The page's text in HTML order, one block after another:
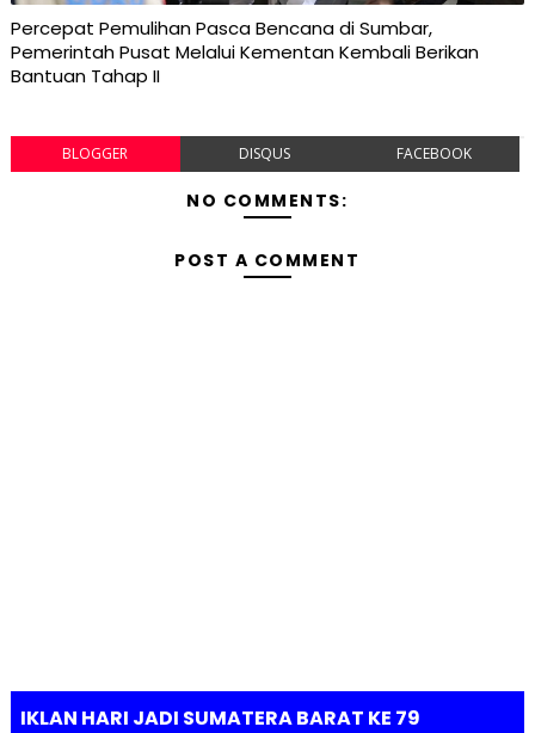
Percepat Pemulihan Pasca Bencana di Sumbar,
Pemerintah Pusat Melalui Kementan Kembali Berikan
Bantuan Tahap II
BLOGGER DISQUS FACEBOOK
NO COMMENTS:
POST A COMMENT
IKLAN HARI JADI SUMATERA BARAT KE 79